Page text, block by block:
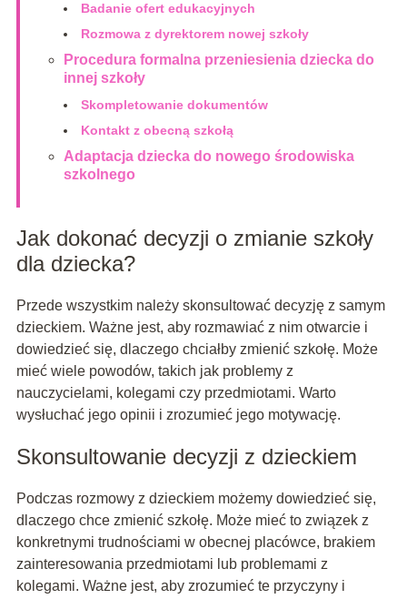
Badanie ofert edukacyjnych
Rozmowa z dyrektorem nowej szkoły
Procedura formalna przeniesienia dziecka do
innej szkoły
Skompletowanie dokumentów
Kontakt z obecną szkołą
Adaptacja dziecka do nowego środowiska
szkolnego
Jak dokonać decyzji o zmianie szkoły
dla dziecka?
Przede wszystkim należy skonsultować decyzję z samym
dzieckiem. Ważne jest, aby rozmawiać z nim otwarcie i
dowiedzieć się, dlaczego chciałby zmienić szkołę. Może
mieć wiele powodów, takich jak problemy z
nauczycielami, kolegami czy przedmiotami. Warto
wysłuchać jego opinii i zrozumieć jego motywację.
Skonsultowanie decyzji z dzieckiem
Podczas rozmowy z dzieckiem możemy dowiedzieć się,
dlaczego chce zmienić szkołę. Może mieć to związek z
konkretnymi trudnościami w obecnej placówce, brakiem
zainteresowania przedmiotami lub problemami z
kolegami. Ważne jest, aby zrozumieć te przyczyny i